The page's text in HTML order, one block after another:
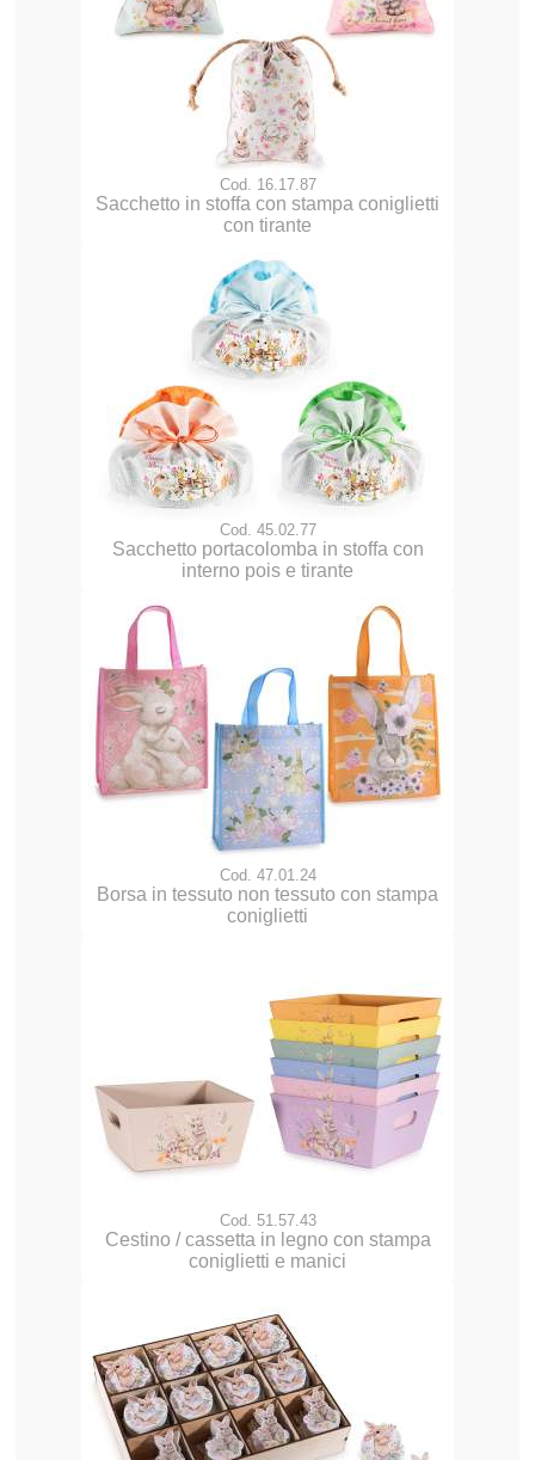
Cod. 16.17.87
Sacchetto in stoffa con stampa coniglietti
con tirante
Cod. 45.02.77
Sacchetto portacolomba in stoffa con
interno pois e tirante
Cod. 47.01.24
Borsa in tessuto non tessuto con stampa
coniglietti
Cod. 51.57.43
Cestino / cassetta in legno con stampa
coniglietti e manici